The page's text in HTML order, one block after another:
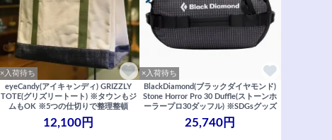
×入荷待ち
eyeCandy(アイキャンディ) GRIZZLY
TOTE(グリズリートート) ※タウンもジ
ムもOK ※5つの仕切りで整理整頓
12,100円
×入荷待ち
BlackDiamond(ブラックダイヤモンド)
Stone Horror Pro 30 Duffle(ストーンホ
ーラープロ30ダッフル) ※SDGsグッズ
25,740円